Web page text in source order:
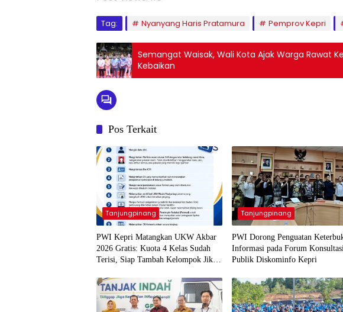
Tag: Nyanyang Haris Pratamura Pemprov Kepri
Semangat Waisak, Wali Kota Ajak Warga Rawat
Kebaikan
Pos Terkait
Tanjungpinang
PWI Kepri Matangkan UKW Akbar
2026 Gratis: Kuota 4 Kelas Sudah
Terisi, Siap Tambah Kelompok Jika
Tanjungpinang
PWI Dorong Penguatan
Informasi pada Forum
Publik Diskominfo Kepri